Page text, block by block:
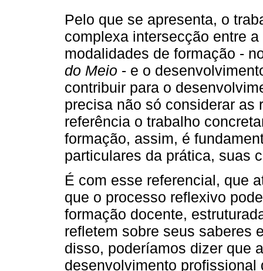
Pelo que se apresenta, o
complexa intersecção entre
modalidades de formação -
do Meio - e o
contribuir para o
precisa não só considerar as
referência o trabalho
formação, assim, é
particulares da prática, suas
É com esse referencial, que
que o processo reflexivo
formação docente,
refletem sobre seus saberes
disso, poderíamos dizer que
desenvolvimento